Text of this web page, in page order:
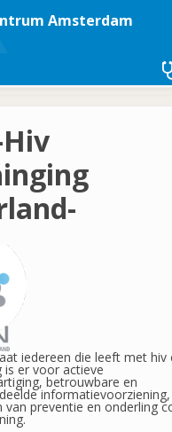
Amsterdam
iedereen die leeft met hiv
is er voor actieve
betrouwbare en
informatievoorziening,
van preventie en onderling